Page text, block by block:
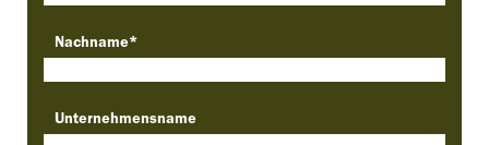
Nachname*
Unternehmensname